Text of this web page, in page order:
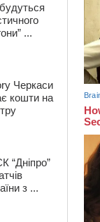
...
Черкаси
кошти на
“Дніпро”
з ...